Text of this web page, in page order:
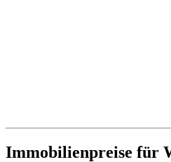
Immobilienpreise für